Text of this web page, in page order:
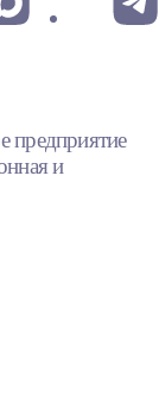
предприятие
и